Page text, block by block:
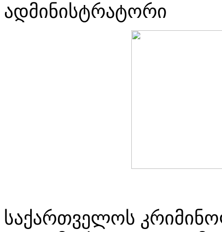
ადმინისტრატორი
საქართველოს